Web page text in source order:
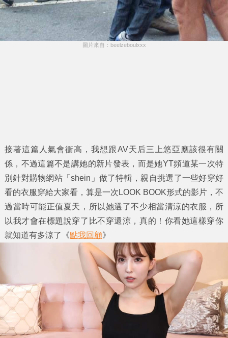
圖片來自：beelzeboulxxx
接著這篇人氣會衝高，我想跟AV天后三上悠亞應該很有關
係，不過這篇不是講她的新片發表，而是她YT頻道某一次特
別針對購物網站「shein」做了特輯，親自挑選了一些好穿好
看的衣服穿給大家看，算是一次LOOK BOOK形式的影片，不
過當時可能正值夏天，所以她選了不少相當清涼的衣服，所
以我才會在標題說穿了比不穿還涼，真的！你看她這樣穿你
就知道有多涼了《點我回顧》